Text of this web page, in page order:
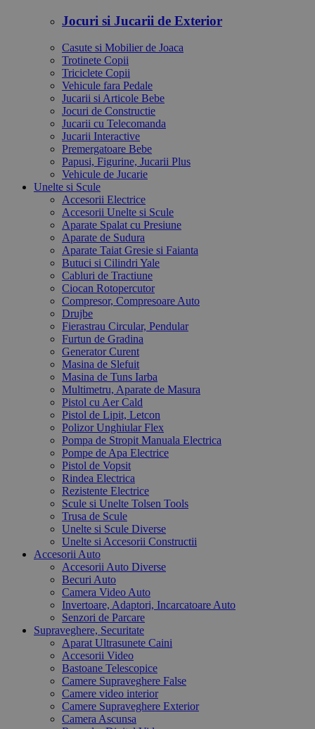
Jocuri si Jucarii de Exterior
Casute si Mobilier de Joaca
Trotinete Copii
Triciclete Copii
Vehicule fara Pedale
Jucarii si Articole Bebe
Jocuri de Constructie
Jucarii cu Telecomanda
Jucarii Interactive
Premergatoare Bebe
Papusi, Figurine, Jucarii Plus
Vehicule de Jucarie
Unelte si Scule
Accesorii Electrice
Accesorii Unelte si Scule
Aparate Spalat cu Presiune
Aparate de Sudura
Aparate Taiat Gresie si Faianta
Butuci si Cilindri Yale
Cabluri de Tractiune
Ciocan Rotopercutor
Compresor, Compresoare Auto
Drujbe
Fierastrau Circular, Pendular
Furtun de Gradina
Generator Curent
Masina de Slefuit
Masina de Tuns Iarba
Multimetru, Aparate de Masura
Pistol cu Aer Cald
Pistol de Lipit, Letcon
Polizor Unghiular Flex
Pompa de Stropit Manuala Electrica
Pompe de Apa Electrice
Pistol de Vopsit
Rindea Electrica
Rezistente Electrice
Scule si Unelte Tolsen Tools
Trusa de Scule
Unelte si Scule Diverse
Unelte si Accesorii Constructii
Accesorii Auto
Accesorii Auto Diverse
Becuri Auto
Camera Video Auto
Invertoare, Adaptori, Incarcatoare Auto
Senzori de Parcare
Supraveghere, Securitate
Aparat Ultrasunete Caini
Accesorii Video
Bastoane Telescopice
Camere Supraveghere False
Camere video interior
Camere Supraveghere Exterior
Camera Ascunsa